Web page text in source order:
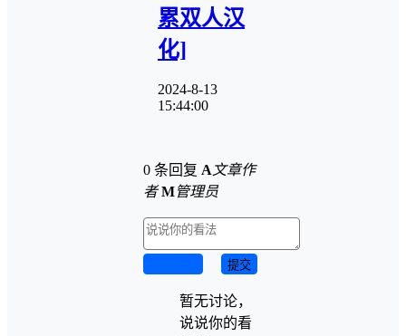
累双人汉
化]
2024-8-13
15:44:00
0 条回复 A 文章作
者 M管理员
提交
暂无讨论，
说说你的看